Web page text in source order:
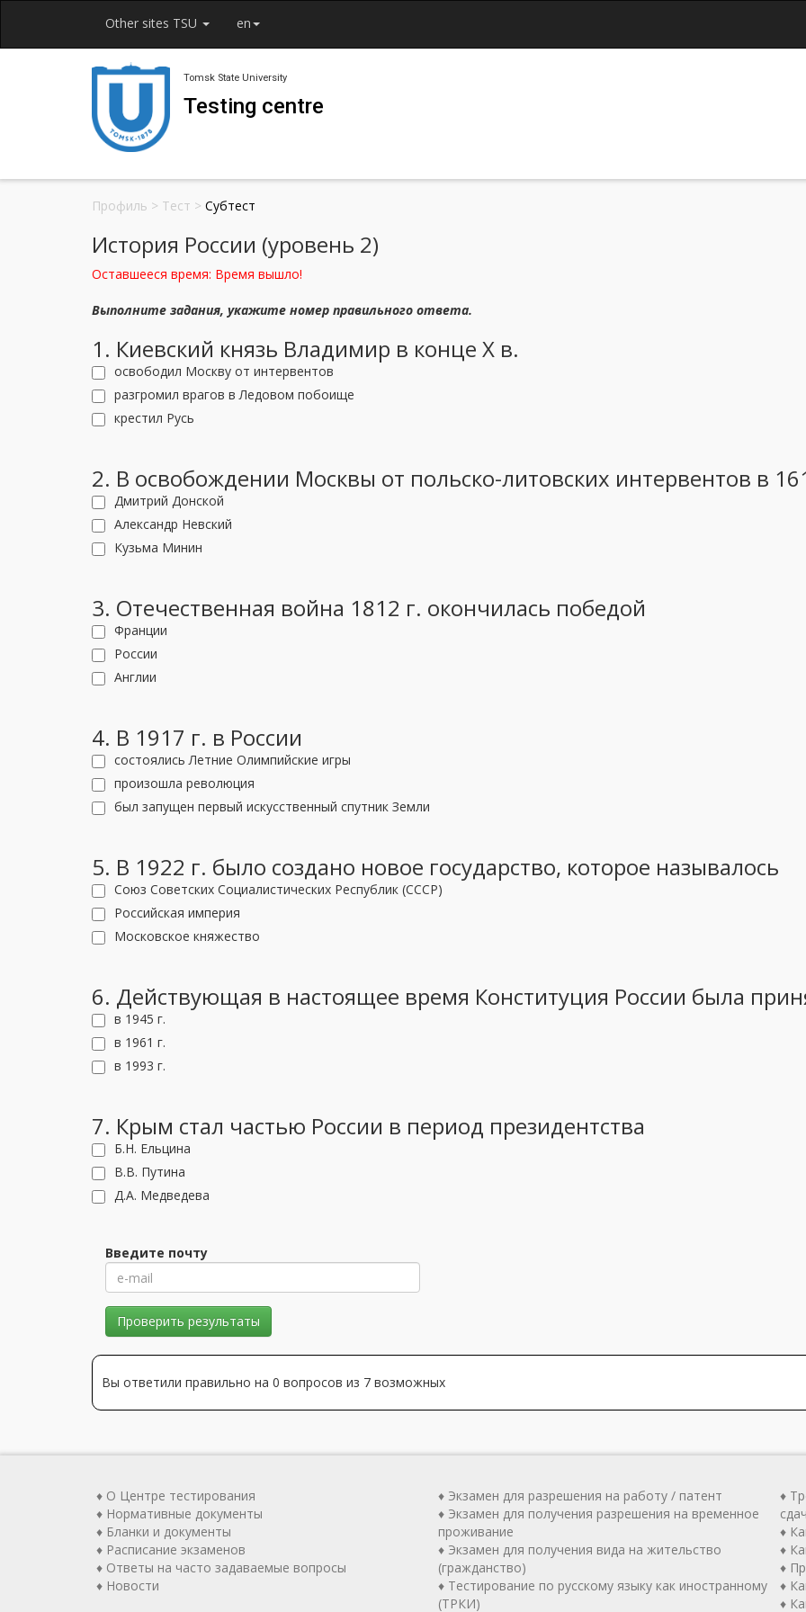
Other sites TSU en
Tomsk State University
Testing centre
Профиль > Тест > Субтест
История России (уровень 2)
Оставшееся время: Время вышло!
Выполните задания, укажите номер правильного ответа.
1. Киевский князь Владимир в конце X в.
освободил Москву от интервентов
разгромил врагов в Ледовом побоище
крестил Русь
2. В освобождении Москвы от польско-литовских интервентов в
Дмитрий Донской
Александр Невский
Кузьма Минин
3. Отечественная война 1812 г. окончилась победой
Франции
России
Англии
4. В 1917 г. в России
состоялись Летние Олимпийские игры
произошла революция
был запущен первый искусственный спутник Земли
5. В 1922 г. было создано новое государство, которое называлось
Союз Советских Социалистических Республик (СССР)
Российская империя
Московское княжество
6. Действующая в настоящее время Конституция России была
в 1945 г.
в 1961 г.
в 1993 г.
7. Крым стал частью России в период президентства
Б.Н. Ельцина
В.В. Путина
Д.А. Медведева
Введите почту
Проверить результаты
Вы ответили правильно на 0 вопросов из 7 возможных
♦ О Центре тестирования
♦ Нормативные документы
♦ Бланки и документы
♦ Расписание экзаменов
♦ Ответы на часто задаваемые вопросы
♦ Новости
♦ Экзамен для разрешения на работу / патент
♦ Экзамен для получения разрешения на временное
проживание
♦ Экзамен для получения вида на жительство
(гражданство)
♦ Тестирование по русскому языку как иностранному
(ТРКИ)
♦
♦
♦
♦
♦
♦